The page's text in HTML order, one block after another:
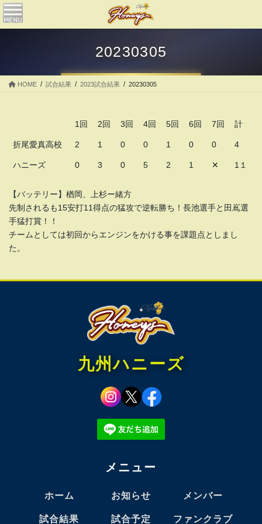
コ
ン
テ
ナ
ビ
ゲ
20230305
HOME 試合結果 2023試合結果 20230305
1回 2回 3回 4回 5回 6回 7回 計
折尾愛真高校 2 1 0 0 1 0 0 4
ハニーズ 0 3 0 5 2 1 ✕ 1１
【バッテリー】楢岡、上杉ー緒方
先制されるも15安打11得点の猛攻で逆転勝ち！長池選手と田嶌選
手猛打賞！！
チームとしては初回からエンジンをかける事を課題点としまし
た。
九州ハニーズ
メニュー
ホーム お知らせ メンバー
試合結果 試合予定 ファンクラブ